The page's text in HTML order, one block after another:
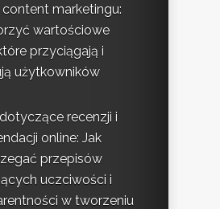
marketingu:
wartościowe
przyciągają i
użytkowników
recenzji i
online: Jak
przepisów
uczciwości i
w tworzeniu